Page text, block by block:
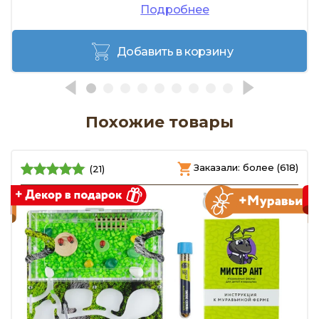
Подробнее
Добавить в корзину
Похожие товары
(21) Заказали: более (618)